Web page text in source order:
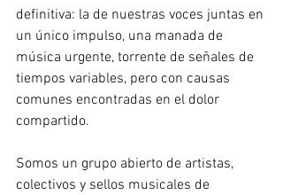
definitiva: la de nuestras voces juntas en
un único impulso, una manada de
música urgente, torrente de señales de
tiempos variables, pero con causas
comunes encontradas en el dolor
compartido.
Somos un grupo abierto de artistas,
colectivos y sellos musicales de